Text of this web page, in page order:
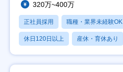
320万~400万
正社員採用 職種・業界未経験OK
休日120日以上 産休・育休あり